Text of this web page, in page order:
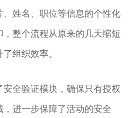
姓名、职位等信息的个性化
整个流程从原来的几天缩短
组织效率。
全验证模块，确保只有授权
，进一步保障了活动的安全